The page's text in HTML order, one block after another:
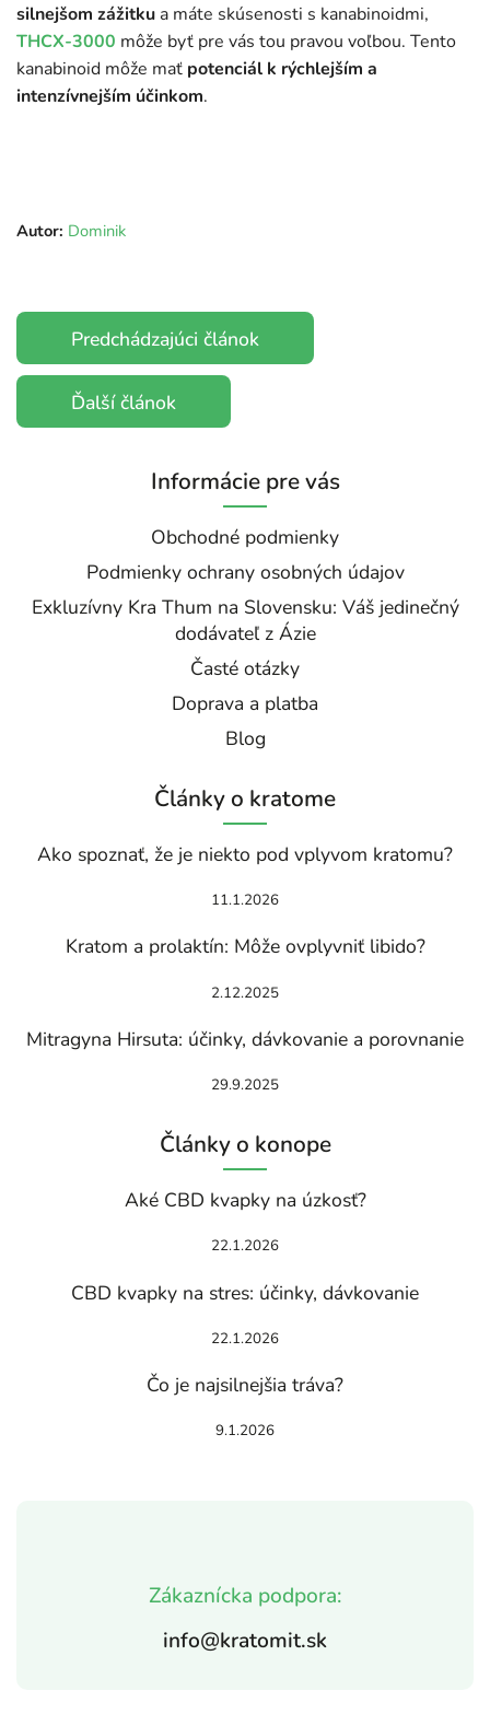
silnejšom zážitku a máte skúsenosti s kanabinoidmi,
THCX-3000 môže byť pre vás tou pravou voľbou. Tento
kanabinoid môže mať potenciál k rýchlejším a
intenzívnejším účinkom.
Autor: Dominik
Predchádzajúci článok
Ďalší článok
Zákaznícka podpora:
info@kratomit.sk
Informácie pre vás
Obchodné podmienky
Podmienky ochrany osobných údajov
Exkluzívny Kra Thum na Slovensku: Váš jedinečný
dodávateľ z Ázie
Časté otázky
Doprava a platba
Blog
Články o kratome
Ako spoznať, že je niekto pod vplyvom kratomu?
11.1.2026
Kratom a prolaktín: Môže ovplyvniť libido?
2.12.2025
Mitragyna Hirsuta: účinky, dávkovanie a porovnanie
29.9.2025
Články o konope
Aké CBD kvapky na úzkosť?
22.1.2026
CBD kvapky na stres: účinky, dávkovanie
22.1.2026
Čo je najsilnejšia tráva?
9.1.2026